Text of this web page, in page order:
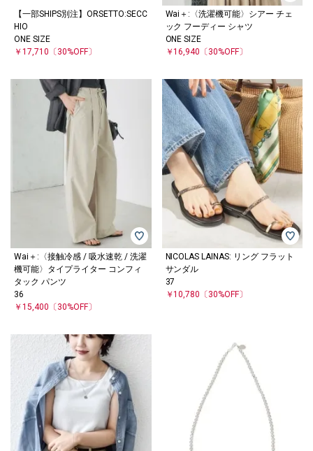
【一部SHIPS別注】ORSETTO:SECC
HIO
ONE SIZE
￥17,710 〔30%OFF〕
Wai＋:〈洗濯機可能〉シアー チェ
ック フーディー シャツ
ONE SIZE
￥16,940 〔30%OFF〕
Wai＋:〈接触冷感 / 吸水速乾 / 洗濯
機可能〉タイプライター コンフィ
タック パンツ
36
￥15,400 〔30%OFF〕
NICOLAS LAINAS: リング フラット
サンダル
37
￥10,780 〔30%OFF〕